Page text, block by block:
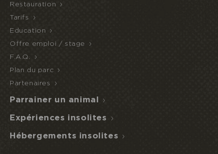
Restauration
Tarifs
Education
Offre emploi / stage
F.A.Q.
Plan du parc
Partenaires
Parrainer un animal
Expériences insolites
Hébergements insolites
ECOPARC INSOLITE
Je réserve ou offre un séjour